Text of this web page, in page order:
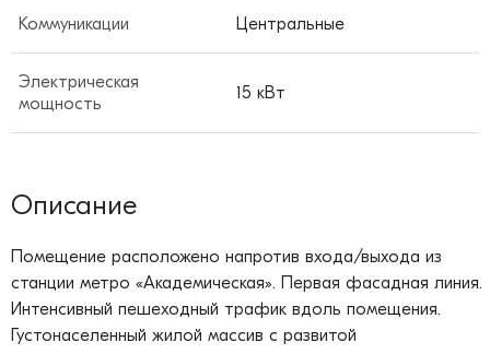
Коммуникации Центральные
Электрическая
мощность
15 кВт
Описание
Помещение расположено напротив входа/выхода из
станции метро «Академическая». Первая фасадная линия.
Интенсивный пешеходный трафик вдоль помещения.
Густонаселенный жилой массив с развитой